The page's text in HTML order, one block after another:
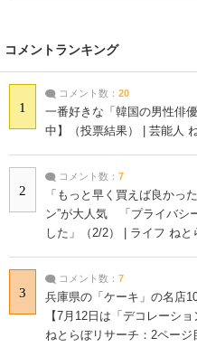
コメントランキング
1
コメント数： 20
一番好きな「韓国の男性俳
中】（投票結果） | 芸能人
2
コメント数： 7
「もっと早く買えば良かっ
ン”が大人気 「プライバシ
した」（2/2） | ライフ ねと
3
コメント数： 7
兵庫県の「ケーキ」の名店
【7月12日は「デコレーシ
ねとらぼリサーチ：2ページ